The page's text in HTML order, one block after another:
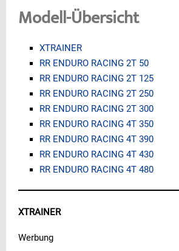
Modell-Übersicht
XTRAINER
RR ENDURO RACING 2T 50
RR ENDURO RACING 2T 125
RR ENDURO RACING 2T 250
RR ENDURO RACING 2T 300
RR ENDURO RACING 4T 350
RR ENDURO RACING 4T 390
RR ENDURO RACING 4T 430
RR ENDURO RACING 4T 480
XTRAINER
Werbung